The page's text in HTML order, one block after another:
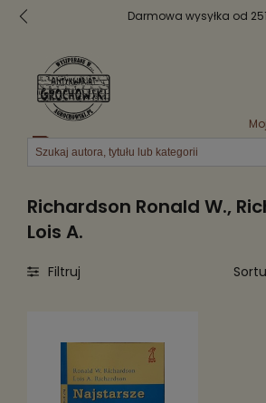
Darmowa wysyłka od 251
Menu
Richardson Ronald W.,
Lois A.
Filtruj